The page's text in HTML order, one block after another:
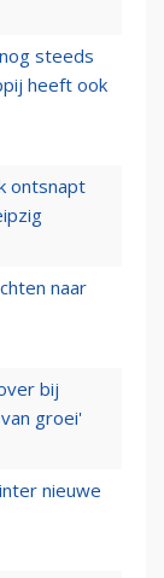
steeds
heeft ook
ontsnapt
naar
bij
groei'
nieuwe